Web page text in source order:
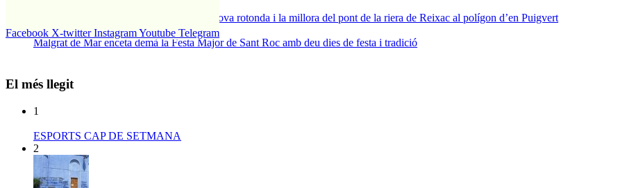
Facebook X-twitter InstagramYoutube Telegram
S’aprova definitivament el projecte de la nova rotonda i la millora del pont de la riera de Reixac al polígon d’en Puigvert
5
Malgrat de Mar enceta demà la Festa Major de Sant Roc amb deu dies de festa i tradició
El més llegit
1
ESPORTS CAP DE SETMANA
2